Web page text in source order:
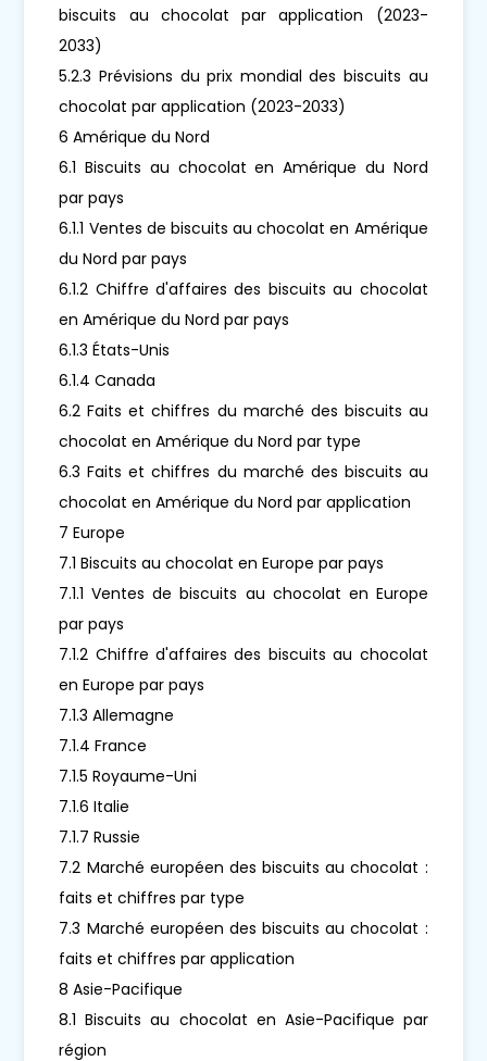
biscuits au chocolat par application (2023-
2033)
5.2.3 Prévisions du prix mondial des biscuits au
chocolat par application (2023-2033)
6 Amérique du Nord
6.1 Biscuits au chocolat en Amérique du Nord
par pays
6.1.1 Ventes de biscuits au chocolat en Amérique
du Nord par pays
6.1.2 Chiffre d'affaires des biscuits au chocolat
en Amérique du Nord par pays
6.1.3 États-Unis
6.1.4 Canada
6.2 Faits et chiffres du marché des biscuits au
chocolat en Amérique du Nord par type
6.3 Faits et chiffres du marché des biscuits au
chocolat en Amérique du Nord par application
7 Europe
7.1 Biscuits au chocolat en Europe par pays
7.1.1 Ventes de biscuits au chocolat en Europe
par pays
7.1.2 Chiffre d'affaires des biscuits au chocolat
en Europe par pays
7.1.3 Allemagne
7.1.4 France
7.1.5 Royaume-Uni
7.1.6 Italie
7.1.7 Russie
7.2 Marché européen des biscuits au chocolat :
faits et chiffres par type
7.3 Marché européen des biscuits au chocolat :
faits et chiffres par application
8 Asie-Pacifique
8.1 Biscuits au chocolat en Asie-Pacifique par
région